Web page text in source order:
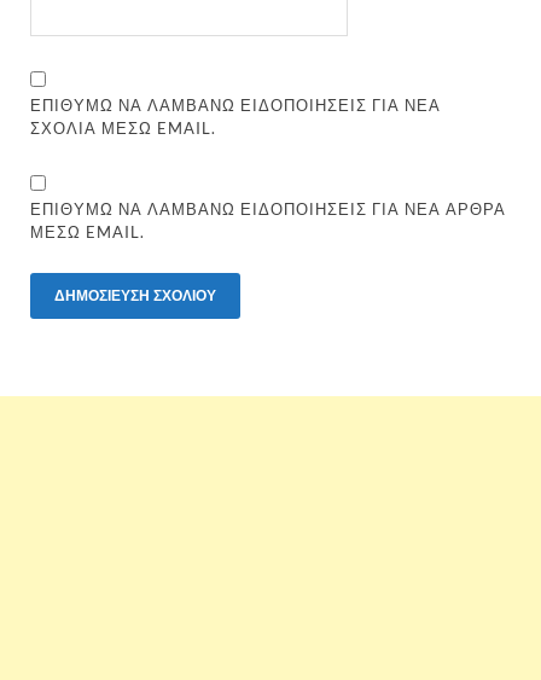
ΕΠΙΘΥΜΏ ΝΑ ΛΑΜΒΆΝΩ ΕΙΔΟΠΟΙΉΣΕΙΣ ΓΙΑ ΝΈΑ
ΣΧΌΛΙΑ ΜΈΣΩ EMAIL.
ΕΠΙΘΥΜΏ ΝΑ ΛΑΜΒΆΝΩ ΕΙΔΟΠΟΙΉΣΕΙΣ ΓΙΑ ΝΈΑ ΆΡΘΡΑ
ΜΈΣΩ EMAIL.